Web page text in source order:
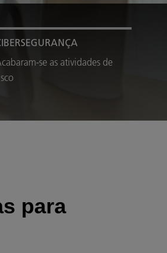
se as atividades de
para